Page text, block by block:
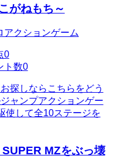
がねもち～
アクションゲーム
0
ト数0
探しならこちらをどう
ャンプアクションゲー
使して全10ステージを
MZをぶっ壊